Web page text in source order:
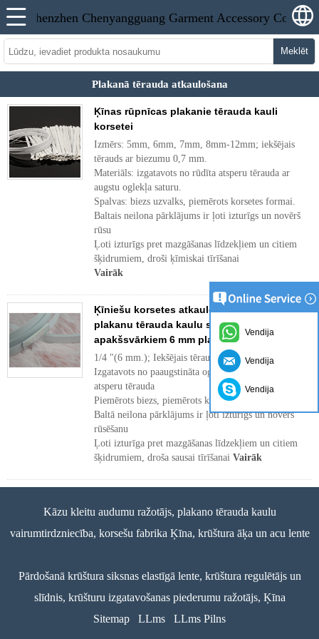
Meklēt
Plakanā tērauda atkaulošana
Ķīnas rūpnīcas plakanie tērauda kauli
korsetei
Izmērs: 5mm, 6mm, 7mm, 8mm-12mm; iekšējais
tērauds ar biezumu 0,7 mm.
Materiāls: izgatavots no rūdīta atsperu tērauda ar
augstu oglekļa saturu.
Spalvas: biezs uzvalks, piemērots korsetes formai.
Baltais neilona pārklājums ir ļoti izturīgs un novērš
rūsu
Ļoti izturīgs pret mazgāšanas līdzekļiem un citiem
šķidrumiem, droši ķīmiskai tīrīšanai
Vairāk
Ķīniešu korsetes atkaulošana Piegādātāja
plakanu tērauda kaulu stīpu atkaulošana
apakšsvārkiem 6 mm plata
1/4 "(6 mm.); Iekšējais tērauds biezs 0,7 mm
Izgatavots no paaugstināta oglekļa līmeņa, rūdīta,
atsperu tērauda
Piemērots biezs, piemērots korsetes formai
Baltā neilona pārklājums ir ļoti izturīgs un novērš
rūsēšanu
Ļoti izturīga pret mazgāšanas līdzekļiem un citiem
šķidrumiem, droša sausai tīrīšanai Vairāk
Kāzu kleitu audumu ražotājs, plakano tērauda kaulu
vairumtirdzniecība, korsešu fabrika Ķīna, krūštura āķa un acu lente
Pārdošanā krūštura siksnas elastīgā lente, krūštura regulētājs un
slīdnis, krūšturu izgatavošanas piederumu ražotājs, Ķīna
Sitemap
LLms LLms Pilns
Vendija
Vendija
Vendija